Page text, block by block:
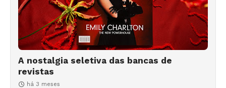
A nostalgia seletiva das bancas de
revistas
há 3 meses